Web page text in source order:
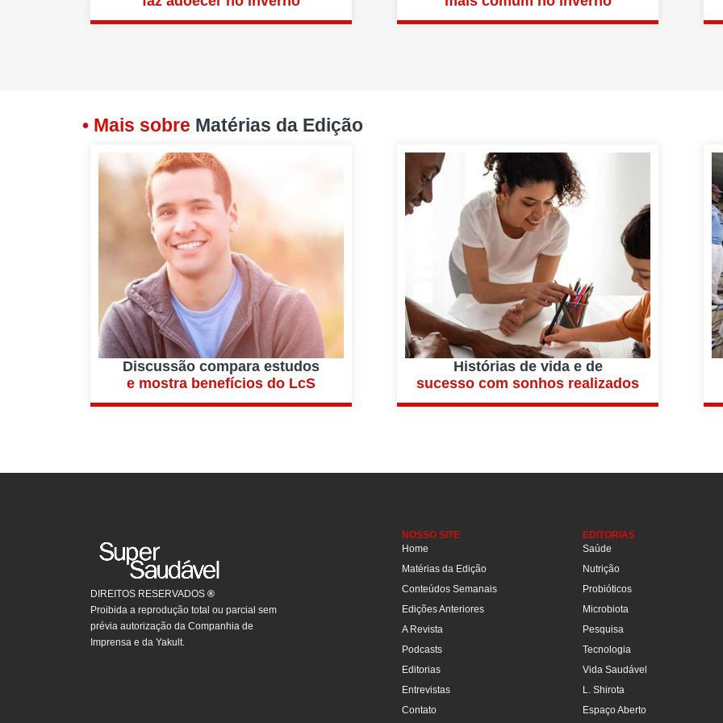
• Mais sobre Matérias da Edição
Discussão compara estudos
e mostra benefícios do LcS
Histórias de vida e de
sucesso com sonhos realizados
DIREITOS RESERVADOS ®
Proibida a reprodução total ou parcial sem
prévia autorização da Companhia de
Imprensa e da Yakult.
NOSSO SITE
Home
Matérias da Edição
Conteúdos Semanais
Edições Anteriores
A Revista
Podcasts
Editorias
Entrevistas
Contato
EDITORIAS
Saúde
Nutrição
Probióticos
Microbiota
Pesquisa
Tecnologia
Vida Saudável
L. Shirota
Espaço Aberto